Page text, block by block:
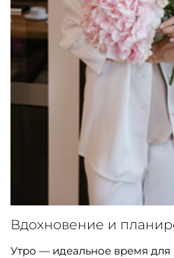
Вдохновение и
Утро — идеальное время